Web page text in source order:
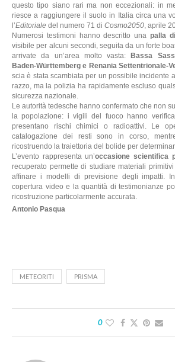
questo tipo siano rari ma non eccezionali: in
riesce a raggiungere il suolo in Italia circa una
l’Editoriale del numero 71 di Cosmo2050, aprile
Numerosi testimoni hanno descritto una palla
visibile per alcuni secondi, seguita da un forte
arrivate da un’area molto vasta:
Bassa
Baden-Württemberg e Renania Settentrionale-
scia è stata scambiata per un possibile incidente
razzo, ma la polizia ha rapidamente escluso
sicurezza nazionale.
Le autorità tedesche hanno confermato che non
la popolazione: i vigili del fuoco hanno
presentano rischi chimici o radioattivi. Le
catalogazione dei resti sono in corso,
ricostruendo la traiettoria del bolide per
L’evento rappresenta un’occasione scientifica
recuperato permette di studiare materiali
affinare i modelli di previsione degli impatti.
copertura video e la quantità di testimonianze
ricostruzione particolarmente accurata.
Antonio Pasqua
METEORITI PRISMA
0